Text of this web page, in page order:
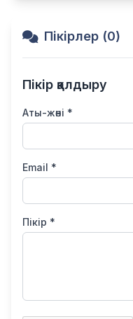
Пікірлер (0)
Пікір қалдыру
Аты-жөні *
Email *
Пікір *